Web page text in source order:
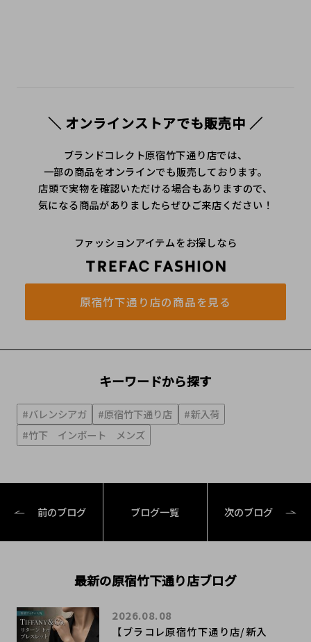
＼ オンラインストアでも販売中 ／
ブランドコレクト原宿竹下通り店では、
一部の商品をオンラインでも販売しております。
店頭で実物を確認いただける場合もありますので、
気になる商品がありましたらぜひご来店ください！
ファッションアイテムをお探しなら
原宿竹下通り店の商品を見る
キーワードから探す
#バレンシアガ #原宿竹下通り店
#新入荷
#竹下 インポート メンズ
前のブログ ブログ一覧 次のブログ
最新の原宿竹下通り店ブログ
【ブラコレ原宿竹下通り店/新入
2026.08.08